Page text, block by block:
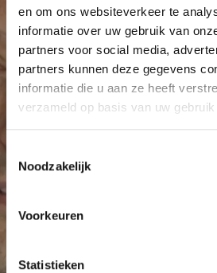
en om ons websiteverkeer te
informatie over uw gebruik van
partners voor social media,
partners kunnen deze gegevens
informatie die u aan ze heeft
verzameld op basis van uw
o
s
m
Noodzakelijk
Voorkeuren
Statistieken
Maak meer
mogelijk
Elke donatie, klein of groot, is
bij aan kankeronderzoek in het
onderzoek mogelijk maken en